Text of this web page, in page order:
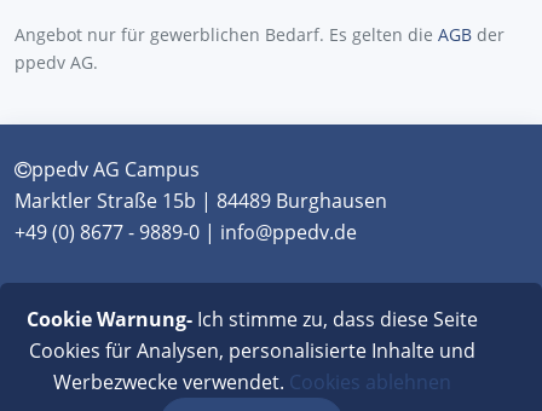
Angebot nur für gewerblichen Bedarf. Es gelten die AGB der
ppedv AG.
ppedv AG Campus
Marktler Straße 15b | 84489 Burghausen
+49 (0) 8677 - 9889-0 | info@ppedv.de
Classroom
|Impressum|Datenschutz|FAQ
Cookie Warnung-Ich stimme zu, dass diese Seite
Cookies für Analysen, personalisierte Inhalte und
Werbezwecke verwendet. Cookies ablehnen